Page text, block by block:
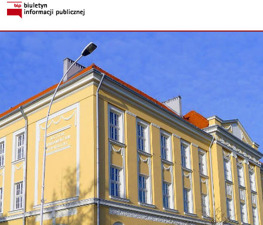
Strona BIP otwiera się w nowym oknie